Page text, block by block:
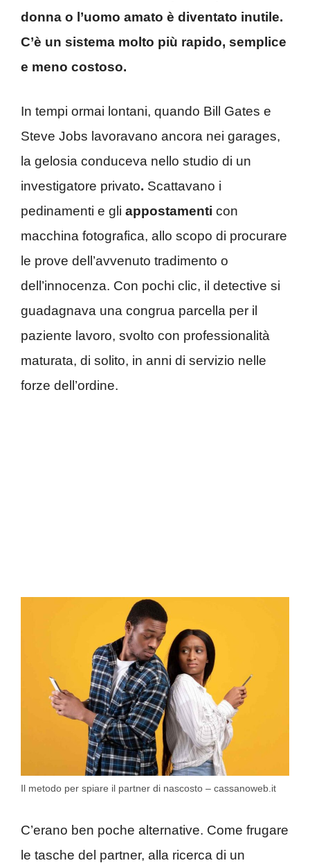
donna o l’uomo amato è diventato inutile.
C’è un sistema molto più rapido, semplice
e meno costoso.
In tempi ormai lontani, quando Bill Gates e
Steve Jobs lavoravano ancora nei garages,
la gelosia conduceva nello studio di un
investigatore privato. Scattavano i
pedinamenti e gli appostamenti con
macchina fotografica, allo scopo di procurare
le prove dell’avvenuto tradimento o
dell’innocenza. Con pochi clic, il detective si
guadagnava una congrua parcella per il
paziente lavoro, svolto con professionalità
maturata, di solito, in anni di servizio nelle
forze dell’ordine.
Il metodo per spiare il partner di nascosto – cassanoweb.it
C’erano ben poche alternative. Come frugare
le tasche del partner, alla ricerca di un